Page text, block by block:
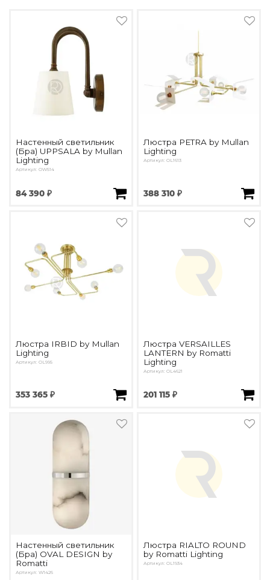
Настенный светильник
(Бра) UPPSALA by Mullan
Lighting
Артикул: OW514
84 390 ₽
Люстра PETRA by Mullan
Lighting
Артикул: OL1613
388 310 ₽
Люстра IRBID by Mullan
Lighting
Артикул: OL995
353 365 ₽
Люстра VERSAILLES
LANTERN by Romatti
Lighting
Артикул: OL4621
201 115 ₽
Настенный светильник
(Бра) OVAL DESIGN by
Romatti
Артикул: W1426
Люстра RIALTO ROUND
by Romatti Lighting
Артикул: OL1934